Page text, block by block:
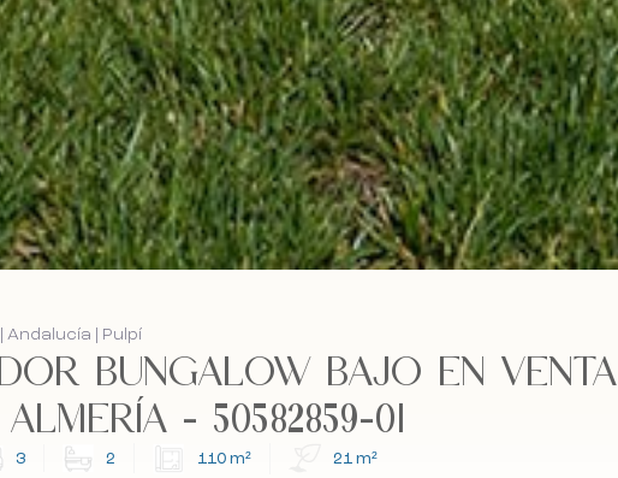
Andalucía | Pulpí
BUNGALOW BAJO EN VENTA
- 50582859-01
3 2 110 m² 21 m²